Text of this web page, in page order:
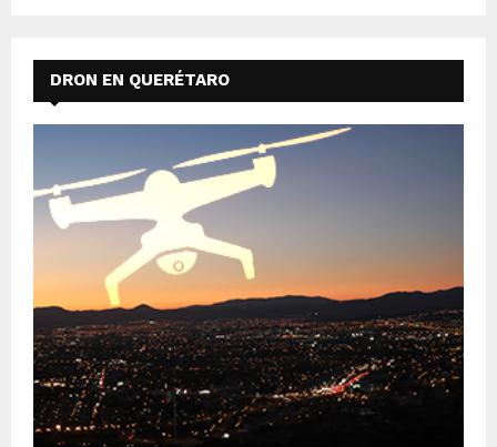
DRON EN QUERÉTARO